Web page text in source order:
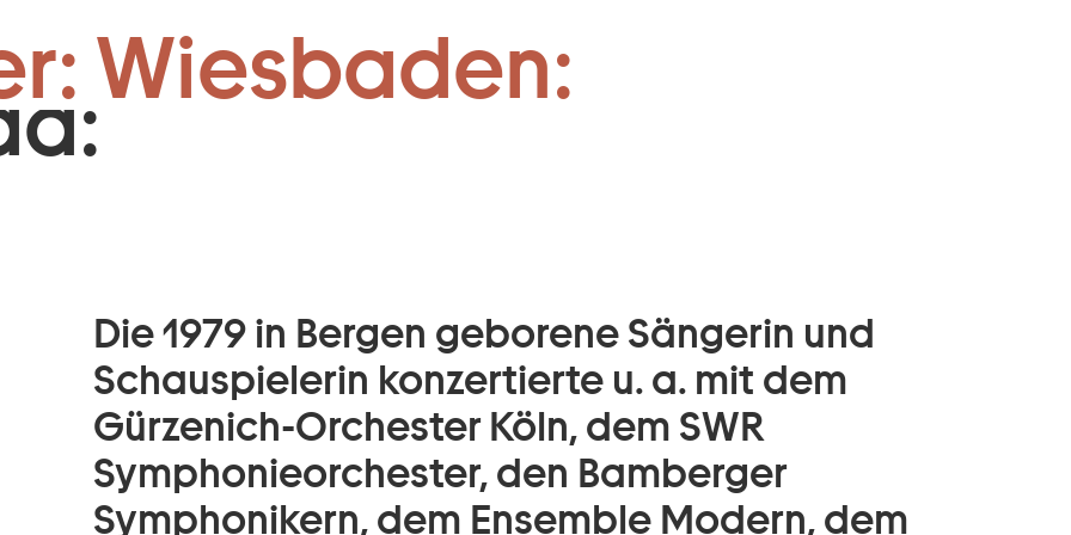
Zum Footer springen
Wiesbaden:
Die 1979 in Bergen geborene Sängerin und
Schauspielerin konzertierte u. a. mit dem
Gürzenich-Orchester Köln, dem SWR
Symphonieorchester, den Bamberger
Symphonikern, dem Ensemble Modern, dem